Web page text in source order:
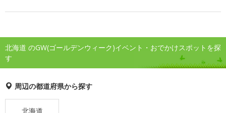
北海道 のGW(ゴールデンウィーク)イベント・おでかけスポットを探
す
周辺の都道府県から探す
北海道